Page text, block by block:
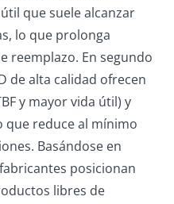
que suele alcanzar
lo que prolonga
reemplazo. En segundo
de alta calidad ofrecen
y mayor vida útil) y
que reduce al mínimo
Basándose en
posicionan
libres de